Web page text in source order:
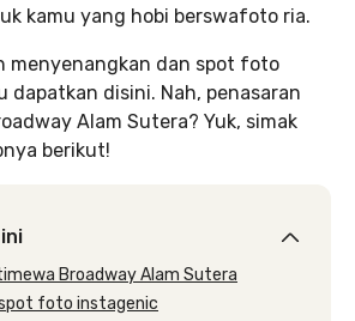
kamu yang hobi berswafoto ria.
menyenangkan dan spot foto
dapatkan disini. Nah, penasaran
Alam Sutera? Yuk, simak
berikut!
Broadway Alam Sutera
spot foto instagenic